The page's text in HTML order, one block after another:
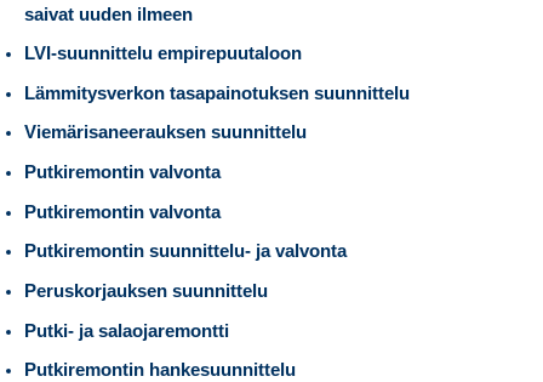
saivat uuden ilmeen
LVI-suunnittelu empirepuutaloon
Lämmitysverkon tasapainotuksen suunnittelu
Viemärisaneerauksen suunnittelu
Putkiremontin valvonta
Putkiremontin valvonta
Putkiremontin suunnittelu- ja valvonta
Peruskorjauksen suunnittelu
Putki- ja salaojaremontti
Putkiremontin hankesuunnittelu